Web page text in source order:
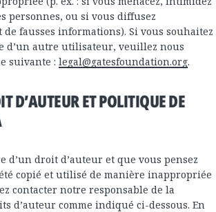
personnes, ou si vous diffusez
fausses informations). Si vous souhaitez
d’un autre utilisateur, veuillez nous
suivante : legal@gatesfoundation.org.
D’AUTEUR ET POLITIQUE DE
d’un droit d’auteur et que vous pensez
copié et utilisé de manière inappropriée
contacter notre responsable de la
d’auteur comme indiqué ci-dessous. En